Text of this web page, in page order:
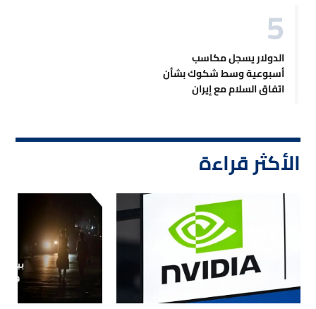
الدولار يسجل مكاسب
أسبوعية وسط شكوك بشأن
اتفاق السلام مع إيران
الأكثر قراءة